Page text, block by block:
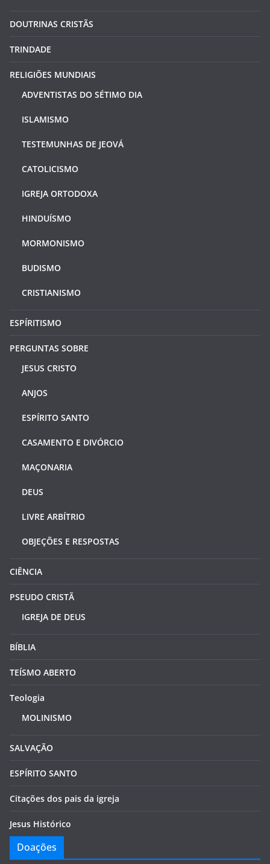
DOUTRINAS CRISTÃS
TRINDADE
RELIGIÕES MUNDIAIS
ADVENTISTAS DO SÉTIMO DIA
ISLAMISMO
TESTEMUNHAS DE JEOVÁ
CATOLICISMO
IGREJA ORTODOXA
HINDUÍSMO
MORMONISMO
BUDISMO
CRISTIANISMO
ESPÍRITISMO
PERGUNTAS SOBRE
JESUS CRISTO
ANJOS
ESPÍRITO SANTO
CASAMENTO E DIVÓRCIO
MAÇONARIA
DEUS
LIVRE ARBÍTRIO
OBJEÇÕES E RESPOSTAS
CIÊNCIA
PSEUDO CRISTÃ
IGREJA DE DEUS
BÍBLIA
TEÍSMO ABERTO
Teologia
MOLINISMO
SALVAÇÃO
ESPÍRITO SANTO
Citações dos pais da igreja
Jesus Histórico
Doações